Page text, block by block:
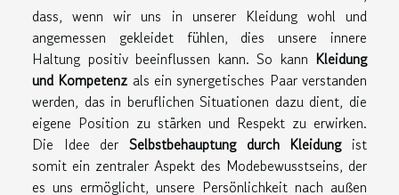
dass, wenn wir uns in unserer Kleidung wohl und
angemessen gekleidet fühlen, dies unsere innere
Haltung positiv beeinflussen kann. So kann Kleidung
und Kompetenz als ein synergetisches Paar verstanden
werden, das in beruflichen Situationen dazu dient, die
eigene Position zu stärken und Respekt zu erwirken.
Die Idee der Selbstbehauptung durch Kleidungist
somit ein zentraler Aspekt des Modebewusstseins, der
es uns ermöglicht, unsere Persönlichkeit nach außen